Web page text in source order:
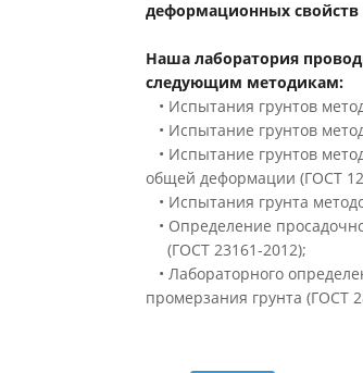
деформационных свойств
Наша лаборатория
следующим методикам:
• Испытания грунтов
• Испытание грунтов
• Испытание грунтов
общей деформации (ГОСТ
• Испытания грунта
• Определение
(ГОСТ 23161-2012);
• Лабораторного
промерзания грунта (ГОСТ